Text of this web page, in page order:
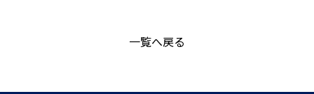
一覧へ戻る